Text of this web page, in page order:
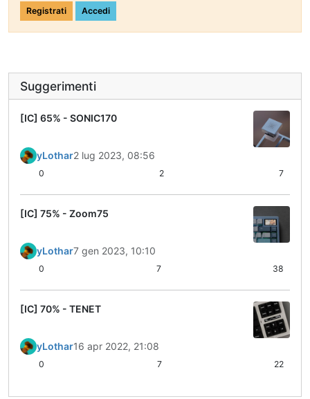
Registrati Accedi
Suggerimenti
[IC] 65% - SONIC170
yLothar2 lug 2023, 08:56
0 2 7
[IC] 75% - Zoom75
yLothar7 gen 2023, 10:10
0 7 38
[IC] 70% - TENET
yLothar16 apr 2022, 21:08
0 7 22